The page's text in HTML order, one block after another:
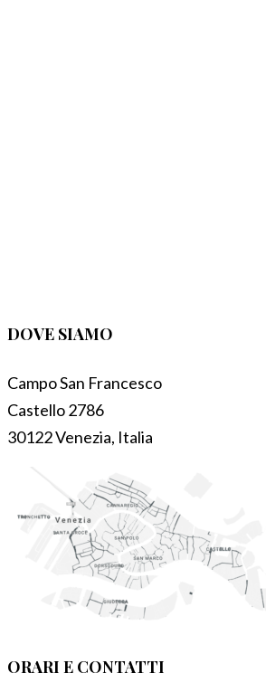
DOVE SIAMO
Campo San Francesco
Castello 2786
30122 Venezia, Italia
ORARI E CONTATTI